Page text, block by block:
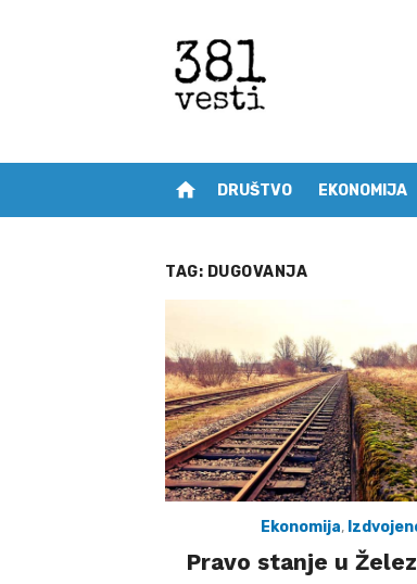
home DRUŠTVO EKONOMIJA
TAG: DUGOVANJA
Ekonomija,
Pravo stanje u